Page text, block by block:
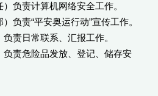
责计算机网络安全工作。
责“平安奥运行动”宣传工作。
日常联系、汇报工作。
责危险品发放、登记、储存安